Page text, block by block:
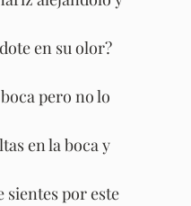
en su olor?
pero no lo
en la boca y
sientes por este